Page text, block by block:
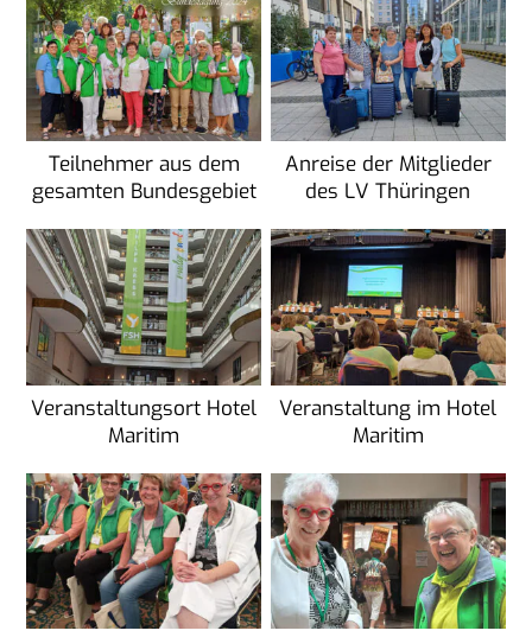
Teilnehmer aus dem
gesamten Bundesgebiet
Anreise der Mitglieder
des LV Thüringen
Veranstaltungsort Hotel
Maritim
Veranstaltung im Hotel
Maritim